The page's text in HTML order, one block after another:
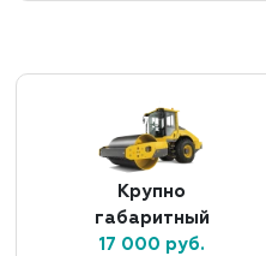
Крупно
габаритный
17 000 руб.